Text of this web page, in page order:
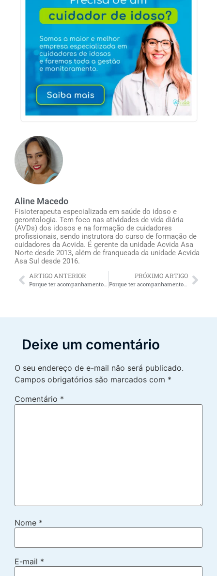
Aline Macedo
Fisioterapeuta especializada em saúde do idoso e
gerontologia. Tem foco nas atividades de vida diária
(AVDs) dos idosos e na formação de cuidadores
profissionais, sendo instrutora do curso de formação de
cuidadores da Acvida. É gerente da unidade Acvida Asa
Norte desde 2013, além de franqueada da unidade Acvida
Asa Sul desde 2016.
ARTIGO ANTERIOR
Porque ter acompanhamento de idosos em voo oferece alívio para os familiares do idoso
PRÓXIMO ARTIGO
Porque ter acompanhamento hospitalar idoso oferece alívio para os familiares
Deixe um comentário
O seu endereço de e-mail não será publicado.
Campos obrigatórios são marcados com *
Comentário *
Nome *
E-mail *